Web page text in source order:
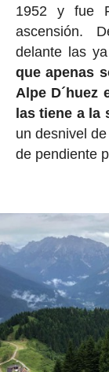
1952 y fue
ascensión.
delante las
que apenas
Alpe D´huez
las tiene a la
un desnivel
de pendiente